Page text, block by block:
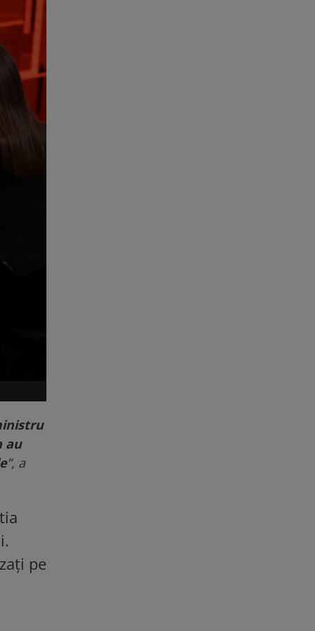
au
”, a
pe